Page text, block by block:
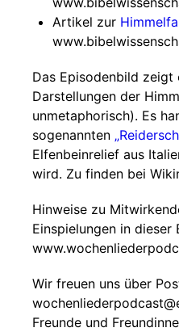
Artikel zur
Das Episodenbild zeigt
Darstellungen der
unmetaphorisch). Es
sogenannten
Elfenbeinrelief aus
wird. Zu finden bei
Hinweise zu
Einspielungen in
Wir freuen uns über
Freunde und